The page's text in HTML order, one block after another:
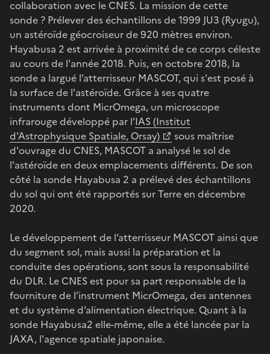
collaboration avec le CNES. La mission de cette
sonde ? Prélever des échantillons de 1999 JU3 (Ryugu),
un astéroïde géocroiseur de 920 mètres environ.
Hayabusa 2 est arrivée à proximité de ce corps céleste
au cours de l'année 2018. Puis, en octobre 2018, la
sonde a largué l’atterrisseur MASCOT, qui s'est posé à
la surface de l'astéroïde. Grâce à ses quatre
instruments dont MicrOmega, un microscope
infrarouge développé par l’IAS (Institut
d'Astrophysique Spatiale, Orsay)
sous maîtrise
d'ouvrage du CNES, MASCOT a analysé le sol de
l'astéroïde en deux emplacements différents. De son
côté la sonde Hayabusa 2 a prélevé des échantillons
du sol qui ont été rapportés sur Terre en décembre
2020.
Le développement de l’atterrisseur MASCOT ainsi que
du segment sol, mais aussi la préparation et la
conduite des opérations, sont sous la responsabilité
du DLR. Le CNES est pour sa part responsable de la
fourniture de l’instrument MicrOmega, des antennes
et du système d’alimentation électrique. Quant à la
sonde Hayabusa2 elle-même, elle a été lancée par la
JAXA, l'agence spatiale japonaise.